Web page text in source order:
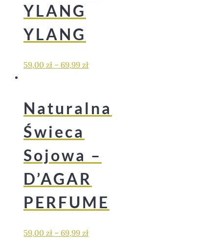
YLANG
YLANG
59,00 zł – 69,99 zł
Naturalna
Świeca
Sojowa –
D’AGAR
PERFUME
59,00 zł – 69,99 zł